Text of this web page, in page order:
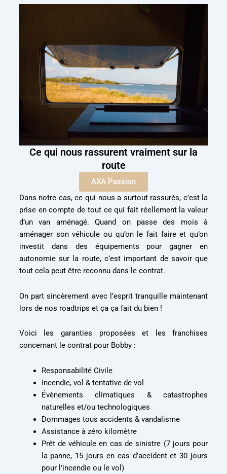
Ce qui nous rassurent vraiment sur la
route
AXA Passion
Dans notre cas, ce qui nous a surtout rassurés, c’est la
prise en compte de tout ce qui fait réellement la valeur
d’un van aménagé. Quand on passe des mois à
aménager son véhicule ou qu’on le fait faire et qu’on
investit dans des équipements pour gagner en
autonomie sur la route, c’est important de savoir que
tout cela peut être reconnu dans le contrat.
On part sincèrement avec l’esprit tranquille maintenant
lors de nos roadtrips et ça ça fait du bien !
Voici les garanties proposées et les franchises
concernant le contrat pour Bobby :
Responsabilité Civile
Incendie, vol & tentative de vol
Évènements climatiques & catastrophes
naturelles et/ou technologiques
Dommages tous accidents & vandalisme
Assistance à zéro kilomètre
Prêt de véhicule en cas de sinistre (7 jours pour
la panne, 15 jours en cas d’accident et 30 jours
pour l’incendie ou le vol)